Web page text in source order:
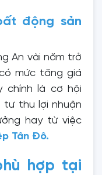
động sản
An vài năm trở
mức tăng giá
chính là cơ hội
tư thu lợi nhuận
hay từ việc
Tân Đô.
hợp tại